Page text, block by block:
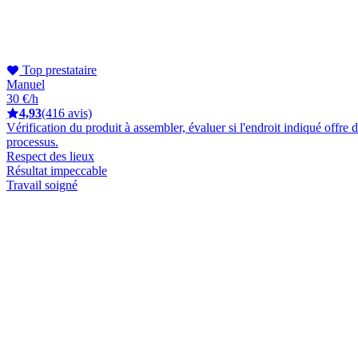
Top prestataire
Manuel
30 €/h
4,93(416 avis)
Vérification du produit à assembler, évaluer si l'endroit indiqué offre
processus.
Respect des lieux
Résultat impeccable
Travail soigné